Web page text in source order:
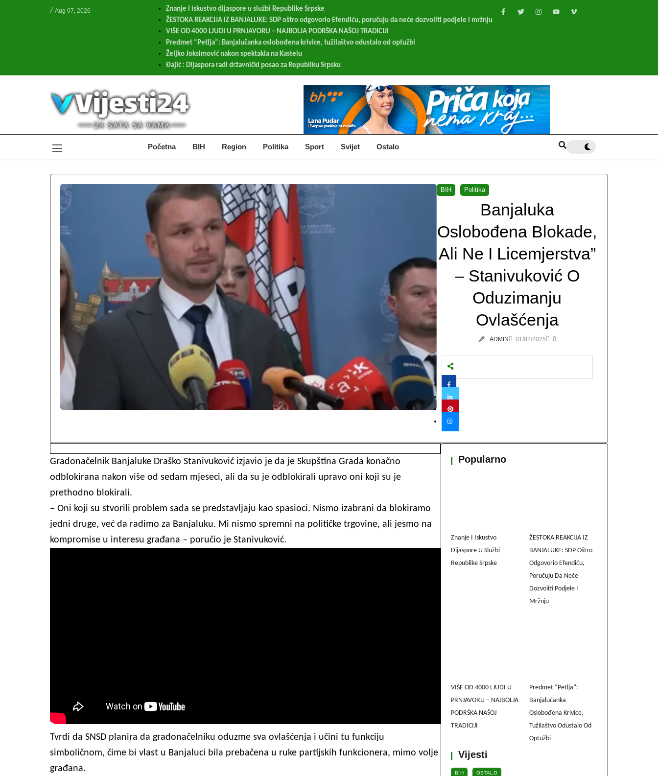
/ Aug 07, 2026
Znanje i iskustvo dijaspore u službi Republike Srpske
ŽESTOKA REAKCIJA IZ BANJALUKE: SDP oštro odgovorio Efendiću, poručuju da neće dozvoliti podjele i mržnju
VIŠE OD 4000 LJUDI U PRNJAVORU – NAJBOLJA PODRŠKA NAŠOJ TRADICIJI
Predmet “Petlja”: Banjalučanka oslobođena krivice, tužilaštvo odustalo od optužbi
Željko Joksimović nakon spektakla na Kastelu
Đajić : Dijaspora radi državnički posao za Republiku Srpsku
Početna BIH Region Politika Sport Svijet Ostalo
BIH Politika
Banjaluka
Oslobođena Blokade,
Ali Ne I Licemjerstva”
– Stanivuković O
Oduzimanju
Ovlašćenja
ADMIN 01/02/2025 0
Gradonačelnik Banjaluke Draško Stanivuković izjavio je da je Skupština Grada konačno
odblokirana nakon više od sedam mjeseci, ali da su je odblokirali upravo oni koji su je
prethodno blokirali.
– Oni koji su stvorili problem sada se predstavljaju kao spasioci. Nismo izabrani da blokiramo
jedni druge, već da radimo za Banjaluku. Mi nismo spremni na političke trgovine, ali jesmo na
kompromise u interesu građana – poručio je Stanivuković.
Tvrdi da SNSD planira da gradonačelniku oduzme sva ovlašćenja i učini tu funkciju
simboličnom, čime bi vlast u Banjaluci bila prebačena u ruke partijskih funkcionera, mimo volje
građana.
Popularno
Znanje I Iskustvo
Dijaspore U Službi
Republike Srpske
ŽESTOKA REAKCIJA IZ
BANJALUKE: SDP Oštro
Odgovorio Efendiću,
Poručuju Da Neće
Dozvoliti Podjele I
Mržnju
VIŠE OD 4000 LJUDI U
PRNJAVORU – NAJBOLJA
PODRŠKA NAŠOJ
TRADICIJI
Predmet “Petlja”:
Banjalučanka
Oslobođena Krivice,
Tužilaštvo Odustalo Od
Optužbi
Vijesti
BIH OSTALO